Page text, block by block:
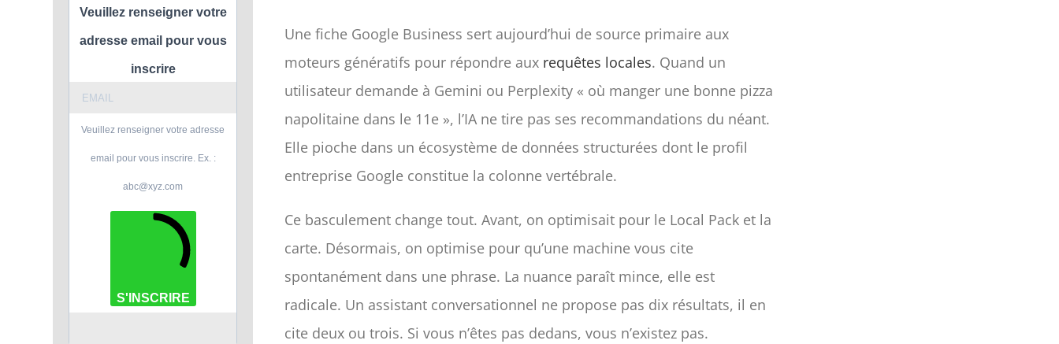
Une fiche Google Business sert aujourd’hui de source primaire aux
moteurs génératifs pour répondre aux requêtes locales. Quand un
utilisateur demande à Gemini ou Perplexity « où manger une bonne pizza
napolitaine dans le 11e », l’IA ne tire pas ses recommandations du néant.
Elle pioche dans un écosystème de données structurées dont le profil
entreprise Google constitue la colonne vertébrale.
Ce basculement change tout. Avant, on optimisait pour le Local Pack et la
carte. Désormais, on optimise pour qu’une machine vous cite
spontanément dans une phrase. La nuance paraît mince, elle est
radicale. Un assistant conversationnel ne propose pas dix résultats, il en
cite deux ou trois. Si vous n’êtes pas dedans, vous n’existez pas.
Veuillez renseigner votre
adresse email pour vous
inscrire
Veuillez renseigner votre adresse
email pour vous inscrire. Ex. :
abc@xyz.com
S'INSCRIRE